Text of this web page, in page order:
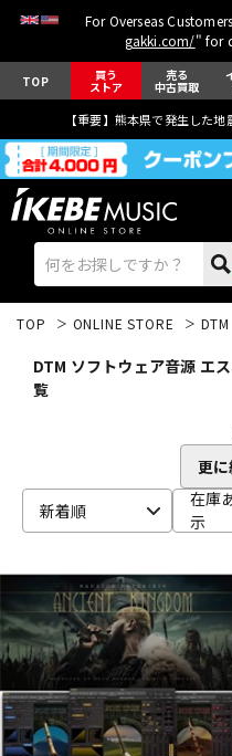
For Overseas
gakki.com/" for
TOP 買う
ストア
売る
中古買取
【重要】熊本県で発生した
ベース
ドラム
キーボード
TOP ONLINE STORE DTM
DTM ソフトウェア音源 エ
覧
更
新着順
在庫
示